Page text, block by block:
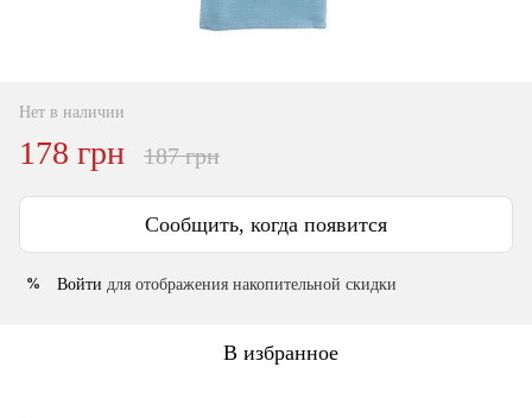
Нет в наличии
178 грн 187 грн
Сообщить, когда появится
% Войти для отображения накопительной скидки
В избранное